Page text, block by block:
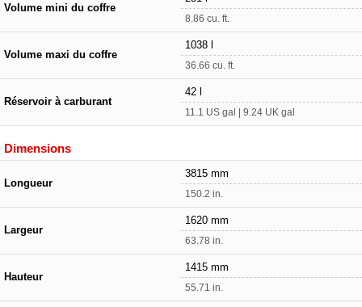
Volume mini du coffre
8.86 cu. ft.
Volume maxi du coffre
1038 l
36.66 cu. ft.
Réservoir à carburant
42 l
11.1 US gal | 9.24 UK gal
Dimensions
Longueur
3815 mm
150.2 in.
Largeur
1620 mm
63.78 in.
Hauteur
1415 mm
55.71 in.